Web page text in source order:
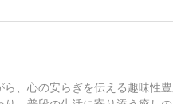
、心の安らぎを伝える趣味性